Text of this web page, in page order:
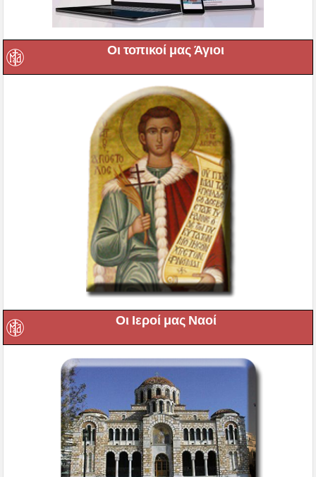
Οι τοπικοί μας Άγιοι
Οι Ιεροί μας Ναοί